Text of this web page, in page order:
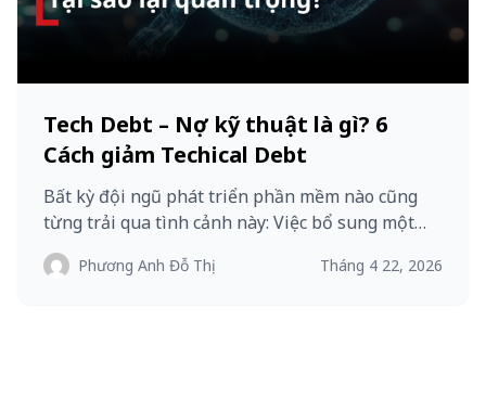
Tech Debt – Nợ kỹ thuật là gì? 6
Cách giảm Techical Debt
Bất kỳ đội ngũ phát triển phần mềm nào cũng
từng trải qua tình cảnh này: Việc bổ sung một…
Phương Anh Đỗ Thị Tháng 4 22, 2026